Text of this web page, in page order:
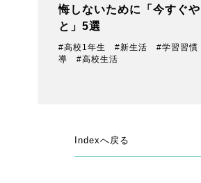
悔しないために「今すぐ
と」5選
#高校1年生 #新生活 #学習習
導 #高校生活
Indexへ戻る